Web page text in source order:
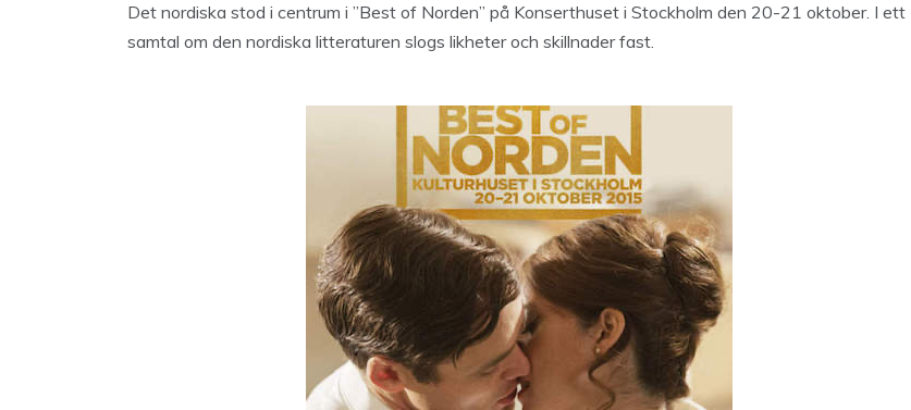
Det nordiska stod i centrum i ”Best of Norden” på Konserthuset i Stockholm den 20-21 oktober. I ett
samtal om den nordiska litteraturen slogs likheter och skillnader fast.